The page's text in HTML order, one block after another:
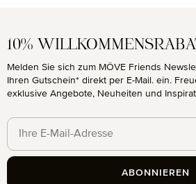
10%
Melden Sie sich zum MÖVE Friends
Ihren Gutschein* direkt per E-Mail. ein.
exklusive Angebote, Neuheiten und
ABONNIEREN